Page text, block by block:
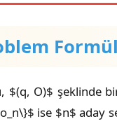
$(q, O)$ şeklinde
ise $n$ aday